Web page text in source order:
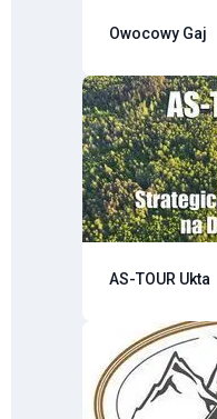
Owocowy Gaj
AS-TOUR Ukta